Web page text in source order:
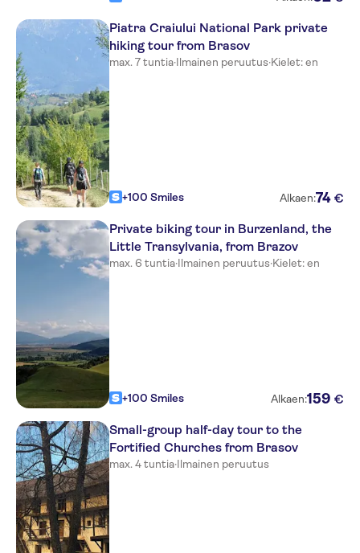
Piatra Craiului National Park private
hiking tour from Brasov
max. 7 tuntia·Ilmainen peruutus·Kielet: en
+100 Smiles Alkaen:74 €
Private biking tour in Burzenland, the
Little Transylvania, from Brazov
max. 6 tuntia·Ilmainen peruutus·Kielet: en
+100 Smiles Alkaen:159 €
Small-group half-day tour to the
Fortified Churches from Brasov
max. 4 tuntia·Ilmainen peruutus